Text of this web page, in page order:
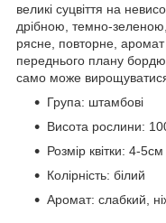
великі суцвіття на
дрібною, темно-
рясне, повторне,
переднього плану
само може
Група: штамбові
Висота рослини:
Розмір квітки: 4-5см
Колірність: білий
Аромат: слабкий,